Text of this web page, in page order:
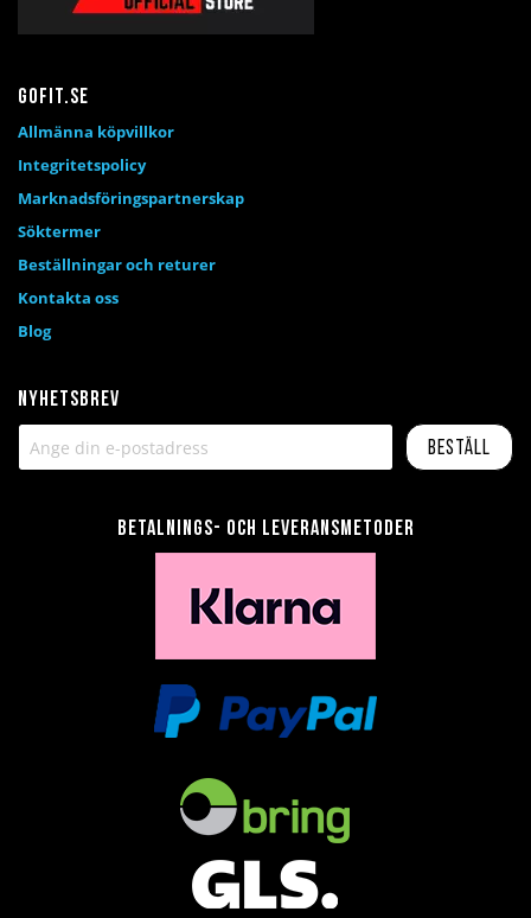
Nyhetsbrev
Beställ
Betalnings- och leveransmetoder
Gofit.se
Allmänna köpvillkor
Integritetspolicy
Marknadsföringspartnerskap
Söktermer
Beställningar och returer
Kontakta oss
Blog